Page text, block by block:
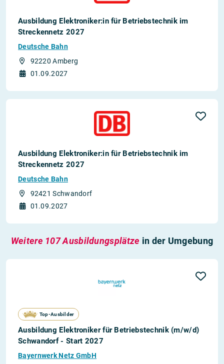
Ausbildung Elektroniker:in für Betriebstechnik im
Streckennetz 2027
Deutsche Bahn
92220 Amberg
01.09.2027
Ausbildung Elektroniker:in für Betriebstechnik im
Streckennetz 2027
Deutsche Bahn
92421 Schwandorf
01.09.2027
Weitere 107 Ausbildungsplätze in der Umgebung
Top-Ausbilder
Ausbildung Elektroniker für Betriebstechnik (m/w/d)
Schwandorf - Start 2027
Bayernwerk Netz GmbH